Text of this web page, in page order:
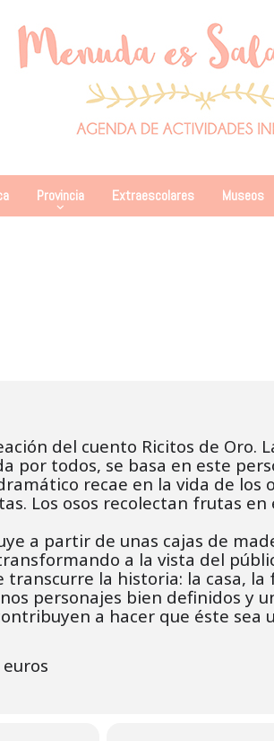
Provincia Extraescolares Museos
del cuento Ricitos de Oro.
por todos, se basa en este
recae en la vida de los
Los osos recolectan frutas
a partir de unas cajas de
a la vista del
la historia: la casa, la
personajes bien definidos y
a hacer que éste sea